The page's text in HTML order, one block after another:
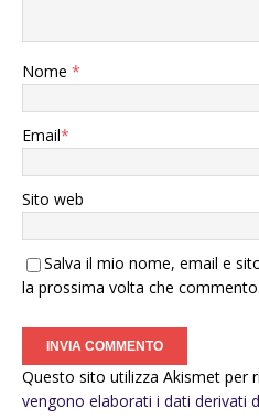
Nome *
Email*
Sito web
Salva il mio nome, email e
la prossima volta che commento.
Questo sito utilizza Akismet per
vengono elaborati i dati derivati